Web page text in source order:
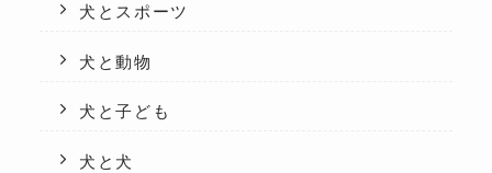
犬とスポーツ
犬と動物
犬と子ども
犬と犬